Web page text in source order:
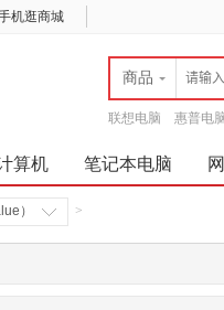
机逛商城
商品
联想电脑 惠普电
算机 笔记本电脑
） >